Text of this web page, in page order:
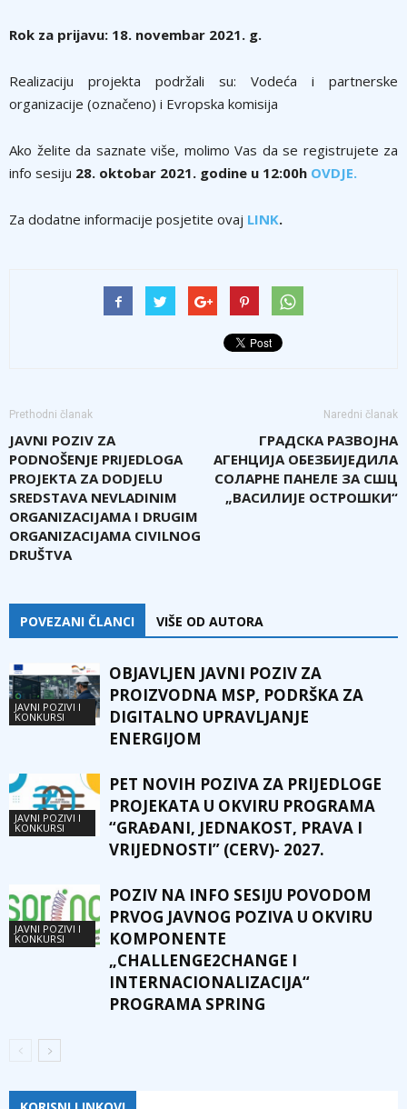
Rok za prijavu: 18. novembar 2021. g.
Realizaciju projekta podržali su: Vodeća i partnerske
organizacije (označeno) i Evropska komisija
Ako želite da saznate više, molimo Vas da se registrujete za
info sesiju 28. oktobar 2021. godine u 12:00h OVDJE.
Za dodatne informacije posjetite ovaj LINK.
Prethodni članak
JAVNI POZIV ZA
PODNOŠENJE PRIJEDLOGA
PROJEKTA ZA DODJELU
SREDSTAVA NEVLADINIM
ORGANIZACIJAMA I DRUGIM
ORGANIZACIJAMA CIVILNOG
DRUŠTVA
Naredni članak
ГРАДСКА РАЗВОЈНА
АГЕНЦИЈА ОБЕЗБИЈЕДИЛА
СОЛАРНЕ ПАНЕЛЕ ЗА СШЦ
„ВАСИЛИЈЕ ОСТРОШКИ“
POVEZANI ČLANCI VIŠE OD AUTORA
JAVNI POZIVI I
KONKURSI
OBJAVLJEN JAVNI POZIV ZA
PROIZVODNA MSP, PODRŠKA ZA
DIGITALNO UPRAVLJANJE
ENERGIJOM
JAVNI POZIVI I
KONKURSI
PET NOVIH POZIVA ZA PRIJEDLOGE
PROJEKATA U OKVIRU PROGRAMA
“GRAĐANI, JEDNAKOST, PRAVA I
VRIJEDNOSTI” (CERV)- 2027.
JAVNI POZIVI I
KONKURSI
POZIV NA INFO SESIJU POVODOM
PRVOG JAVNOG POZIVA U OKVIRU
KOMPONENTE
„CHALLENGE2CHANGE I
INTERNACIONALIZACIJA“
PROGRAMA SPRING